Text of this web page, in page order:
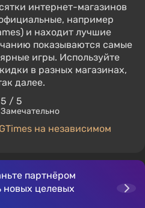
интернет-магазинов
например
и находит лучшие
показываются самые
игры. Используйте
в разных магазинах,
далее.
5 / 5
Замечательно
на независимом
партнёром
новых целевых